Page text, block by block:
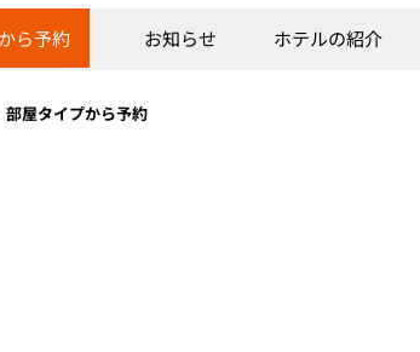
ら予約 お知らせ ホテルの紹介
部屋タイプから予約